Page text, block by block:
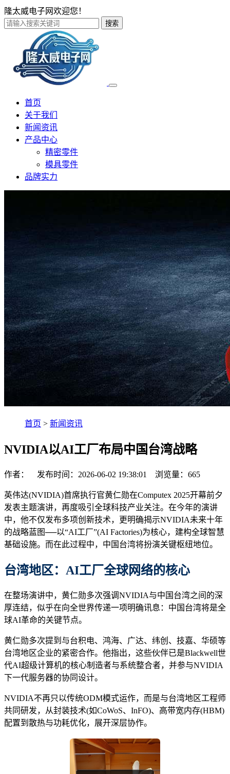
隆太威电子网欢迎您！
搜索
首页
关于我们
新闻资讯
产品中心
精密零件
模具零件
品牌实力
首页 > 新闻资讯
NVIDIA以AI工厂布局中国台湾战略
作者： 发布时间：2026-06-02 19:38:01 浏览量： 665
英伟达(NVIDIA)首席执行官黄仁勋在Computex 2025开幕前夕
发表主题演讲，再度吸引全球科技产业关注。在今年的演讲
中，他不仅发布多项创新技术，更明确揭示NVIDIA未来十年
的战略蓝图──以“AI工厂”(AI Factories)为核心，建构全球智慧
基础设施。而在此过程中，中国台湾将扮演关键枢纽地位。
台湾地区：AI工厂全球网络的核心
在整场演讲中，黄仁勋多次强调NVIDIA与中国台湾之间的深
厚连结，似乎在向全世界传递一项明确讯息：中国台湾将是全
球AI革命的关键节点。
黄仁勋多次提到与台积电、鸿海、广达、纬创、技嘉、华硕等
台湾地区企业的紧密合作。他指出，这些伙伴已是Blackwell世
代AI超级计算机的核心制造者与系统整合者，并参与NVIDIA
下一代服务器的协同设计。
NVIDIA不再只以传统ODM模式运作，而是与台湾地区工程师
共同研发，从封装技术(如CoWoS、InFO)、高带宽内存(HBM)
配置到散热与功耗优化，展开深层协作。